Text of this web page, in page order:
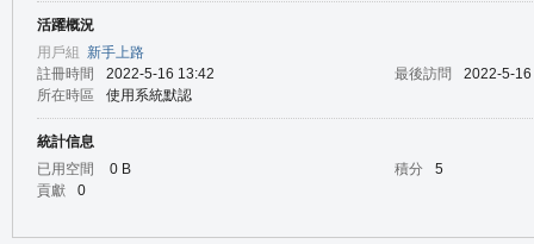
活躍概況
用戶組 新手上路
註冊時間
2022-5-16 13:42 最後訪問
2022-5-
所在時區
使用系統默認
統計信息
已用空間
0 B 積分
5
貢獻
0